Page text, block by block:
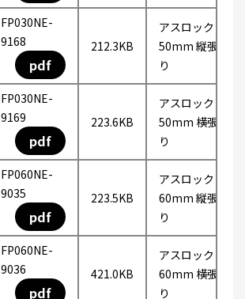
FP030NE-
9168
pdf
212.3KB
アスロック
50mm 縦張
り
FP030NE-
9169
pdf
223.6KB
アスロック
50mm 横張
り
FP060NE-
9035
pdf
223.5KB
アスロック
60mm 縦張
り
FP060NE-
9036
pdf
421.0KB
アスロック
60mm 横張
り